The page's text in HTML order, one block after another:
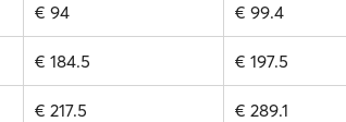
€ 94 € 99.4
€ 184.5 € 197.5
€ 217.5 € 289.1